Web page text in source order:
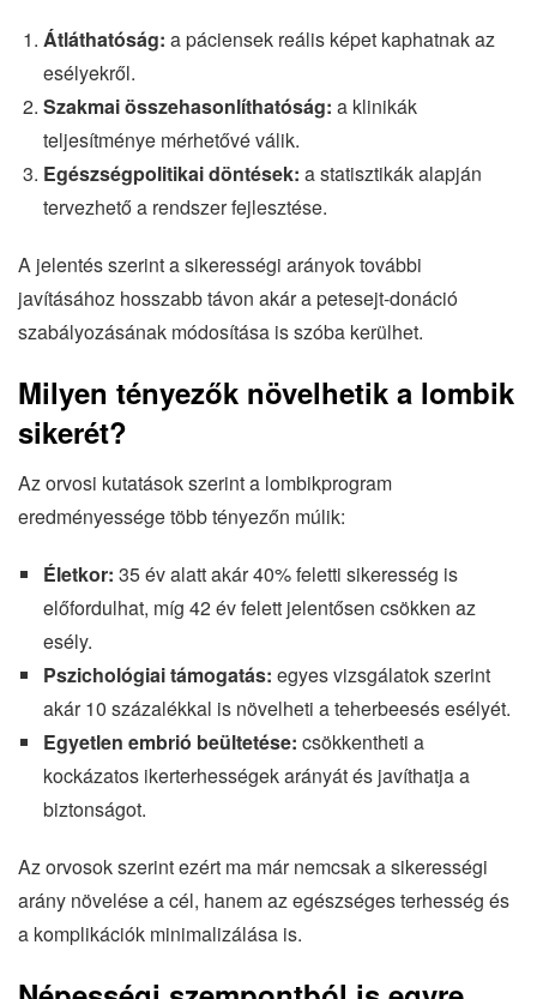
Átláthatóság: a páciensek reális képet kaphatnak az
esélyekről.
Szakmai összehasonlíthatóság: a klinikák
teljesítménye mérhetővé válik.
Egészségpolitikai döntések: a statisztikák alapján
tervezhető a rendszer fejlesztése.
A jelentés szerint a sikerességi arányok további
javításához hosszabb távon akár a petesejt-donáció
szabályozásának módosítása is szóba kerülhet.
Milyen tényezők növelhetik a lombik
sikerét?
Az orvosi kutatások szerint a lombikprogram
eredményessége több tényezőn múlik:
Életkor: 35 év alatt akár 40% feletti sikeresség is
előfordulhat, míg 42 év felett jelentősen csökken az
esély.
Pszichológiai támogatás: egyes vizsgálatok szerint
akár 10 százalékkal is növelheti a teherbeesés esélyét.
Egyetlen embrió beültetése: csökkentheti a
kockázatos ikerterhességek arányát és javíthatja a
biztonságot.
Az orvosok szerint ezért ma már nemcsak a sikerességi
arány növelése a cél, hanem az egészséges terhesség és
a komplikációk minimalizálása is.